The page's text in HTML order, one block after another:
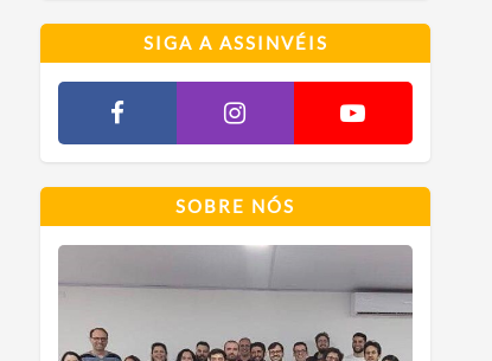
SIGA A ASSINVÉIS
SOBRE NÓS